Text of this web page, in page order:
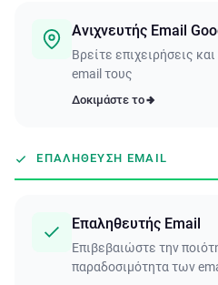
Ανιχνευτής Email
Βρείτε επιχειρήσεις
email τους
Δοκιμάστε το
ΕΠΑΛΉΘΕΥΣΗ EMAIL
Επαληθευτής Email
Επιβεβαιώστε την
παραδοσιμότητα των